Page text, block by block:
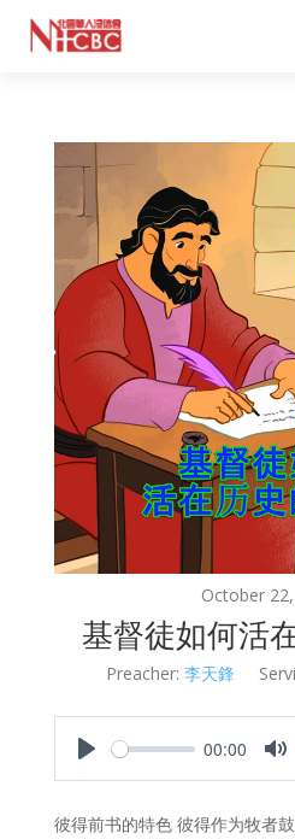
October
基督徒如何活
Preacher: 李天鋒
00:00
彼得前书的特色 彼得作为牧者